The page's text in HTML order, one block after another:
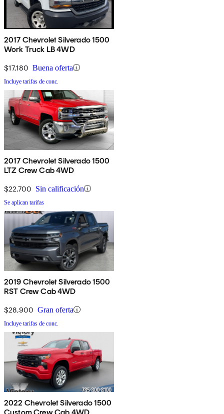
2017 Chevrolet Silverado 1500
Work Truck LB 4WD
$17,180 Buena oferta
Incluye tarifas de conc.
2017 Chevrolet Silverado 1500
LTZ Crew Cab 4WD
$22,700 Sin calificación
Se aplican tarifas
2019 Chevrolet Silverado 1500
RST Crew Cab 4WD
$28,900 Gran oferta
Incluye tarifas de conc.
2022 Chevrolet Silverado 1500